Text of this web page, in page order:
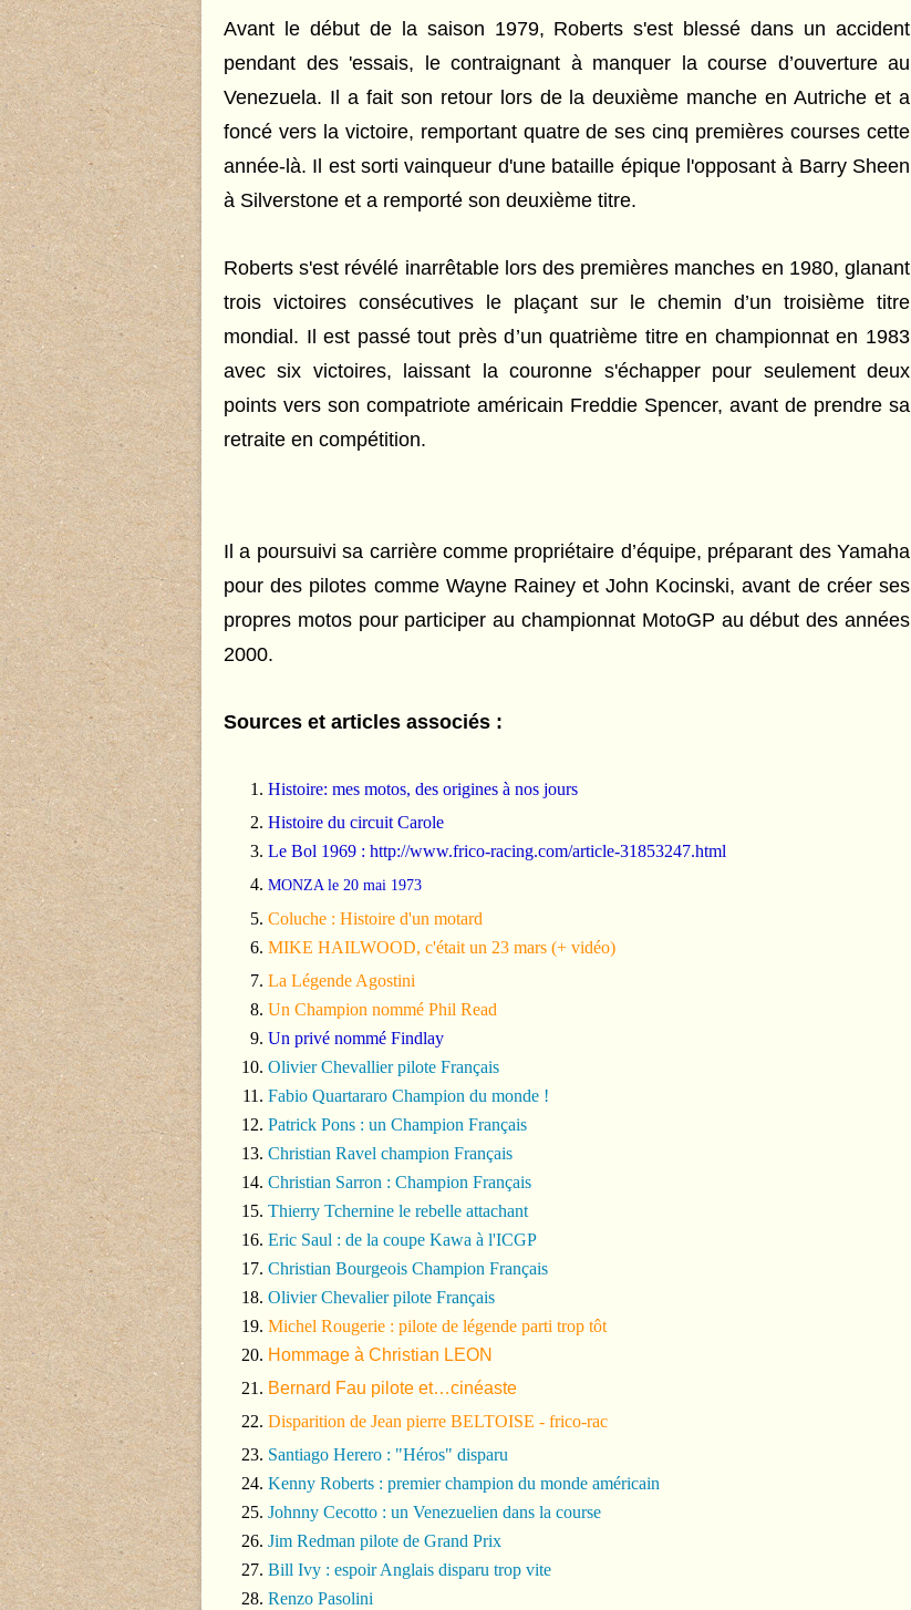
Avant le début de la saison 1979, Roberts s'est blessé dans un accident
pendant des 'essais, le contraignant à manquer la course d’ouverture au
Venezuela. Il a fait son retour lors de la deuxième manche en Autriche et a
foncé vers la victoire, remportant quatre de ses cinq premières courses cette
année-là. Il est sorti vainqueur d'une bataille épique l'opposant à Barry Sheen
à Silverstone et a remporté son deuxième titre.
Roberts s'est révélé inarrêtable lors des premières manches en 1980, glanant
trois victoires consécutives le plaçant sur le chemin d’un troisième titre
mondial. Il est passé tout près d’un quatrième titre en championnat en 1983
avec six victoires, laissant la couronne s'échapper pour seulement deux
points vers son compatriote américain Freddie Spencer, avant de prendre sa
retraite en compétition.
Il a poursuivi sa carrière comme propriétaire d’équipe, préparant des Yamaha
pour des pilotes comme Wayne Rainey et John Kocinski, avant de créer ses
propres motos pour participer au championnat MotoGP au début des années
2000.
Sources et articles associés :
Histoire: mes motos, des origines à nos jours
Histoire du circuit Carole
Le Bol 1969 : http://www.frico-racing.com/article-31853247.html
MONZA le 20 mai 1973
Coluche : Histoire d'un motard
MIKE HAILWOOD, c'était un 23 mars (+ vidéo)
La Légende Agostini
Un Champion nommé Phil Read
Un privé nommé Findlay
Olivier Chevallier pilote Français
Fabio Quartararo Champion du monde !
Patrick Pons : un Champion Français
Christian Ravel champion Français
Christian Sarron : Champion Français
Thierry Tchernine le rebelle attachant
Eric Saul : de la coupe Kawa à l'ICGP
Christian Bourgeois Champion Français
Olivier Chevalier pilote Français
Michel Rougerie : pilote de légende parti trop tôt
Hommage à Christian LEON
Bernard Fau pilote et…cinéaste
Disparition de Jean pierre BELTOISE - frico-rac
Santiago Herero : "Héros" disparu
Kenny Roberts : premier champion du monde américain
Johnny Cecotto : un Venezuelien dans la course
Jim Redman pilote de Grand Prix
Bill Ivy : espoir Anglais disparu trop vite
Renzo Pasolini